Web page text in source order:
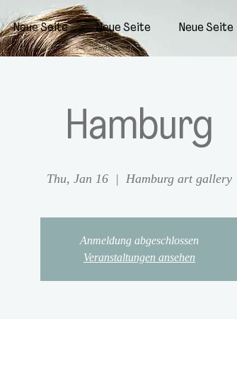
Neue Seite Neue Seite Neue Seite
Hamburg
Thu, Jan 16
  |
Hamburg art gallery
Anmeldung abgeschlossen
Veranstaltungen ansehen